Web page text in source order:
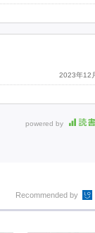
2023年12
powered by
Recommended by